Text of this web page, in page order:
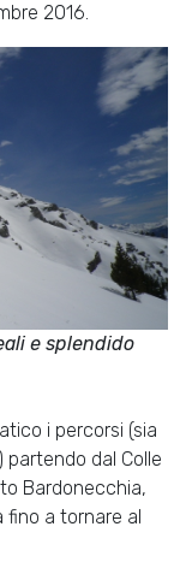
2016.
e splendido
i percorsi (sia
partendo dal Colle
Bardonecchia,
a tornare al